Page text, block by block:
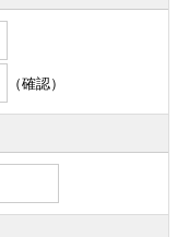
（確認）